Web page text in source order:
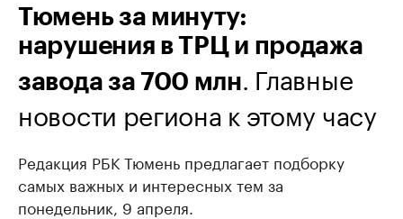
Тюмень за минуту:
нарушения в ТРЦ и продажа
завода за 700 млн. Главные
новости региона к этому часу
Редакция РБК Тюмень предлагает подборку
самых важных и интересных тем за
понедельник, 9 апреля.